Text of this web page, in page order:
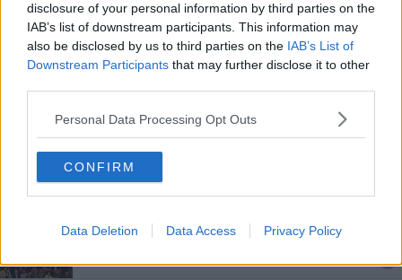
disclosure of your personal information by third parties on the
IAB’s list of downstream participants. This information may
also be disclosed by us to third parties on the IAB’s List of
Downstream Participants that may further disclose it to other
Personal Data Processing Opt Outs
CONFIRM
Data Deletion Data Access Privacy Policy
Vaccini Covid, se non vedi è impossibile
prenotare
Nuoto, società in crisi per le chiusure Covid
Linguaggio segni, vigili a scuola dopo il Covid
Novità agli Innocenti arriva la camera immersiva